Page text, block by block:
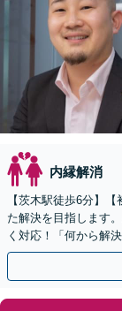
内縁解消
【茨木駅徒歩6分】
た解決を目指します
く対応！「何から解
にご相談ください【